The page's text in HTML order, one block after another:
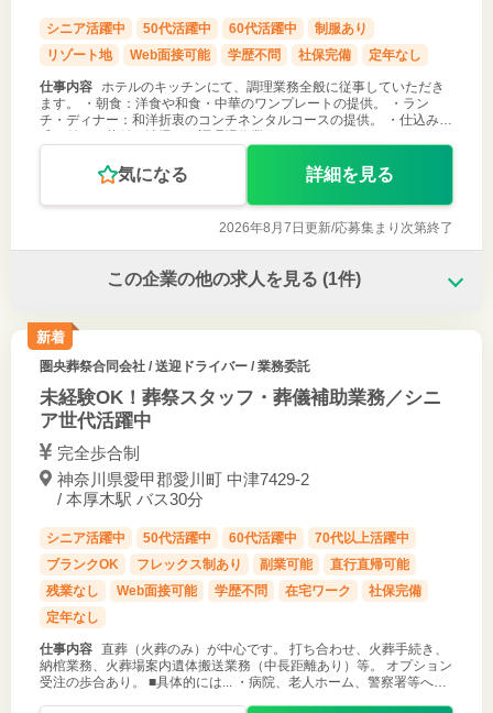
シニア活躍中 50代活躍中 60代活躍中
制服あり
リゾート地
Web面接可能 学歴不問 社保完備 定年なし
仕事内容
ホテルのキッチンにて、調理業務全般に従事していただき
ます。 ・朝食：洋食や和食・中華のワンプレートの提供。 ・ラン
チ・ディナー：和洋折衷のコンチネンタルコースの提供。 ・仕込み、
盛り付け、片付け清掃など調理場作業。
気になる 詳細を見る
2026年8月7日更新/応募集まり次第終了
この企業の他の求人を見る (1件)
新着
圏央葬祭合同会社/ 送迎ドライバー / 業務委託
未経験OK！葬祭スタッフ・葬儀補助業務／シニ
ア世代活躍中
完全歩合制
神奈川県愛甲郡愛川町 中津7429-2
/ 本厚木駅 バス30分
シニア活躍中 50代活躍中 60代活躍中
70代以上活躍中
ブランクOK
フレックス制あり 副業可能
直行直帰可能
残業なし
Web面接可能 学歴不問 在宅ワーク
社保完備
定年なし
仕事内容 直葬（火葬のみ）が中心です。 打ち合わせ、火葬手続き、
納棺業務、火葬場案内遺体搬送業務（中長距離あり）等。 オプション
受注の歩合あり。 ■具体的には... ・病院、老人ホーム、警察署等へ遺